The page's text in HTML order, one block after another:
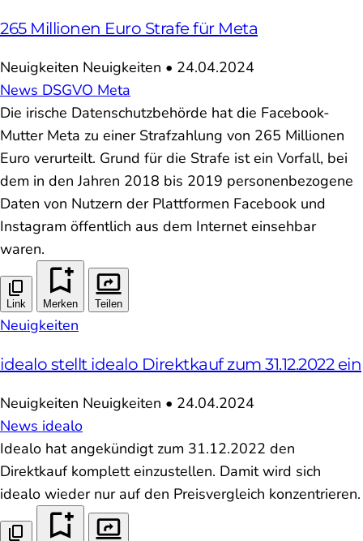
265 Millionen Euro Strafe für Meta
Neuigkeiten Neuigkeiten • 24.04.2024
News DSGVO Meta
Die irische Datenschutzbehörde hat die Facebook-
Mutter Meta zu einer Strafzahlung von 265 Millionen
Euro verurteilt. Grund für die Strafe ist ein Vorfall, bei
dem in den Jahren 2018 bis 2019 personenbezogene
Daten von Nutzern der Plattformen Facebook und
Instagram öffentlich aus dem Internet einsehbar
waren.
Link Merken Teilen
Neuigkeiten
idealo stellt idealo Direktkauf zum 31.12.2022 ein
Neuigkeiten Neuigkeiten • 24.04.2024
News idealo
Idealo hat angekündigt zum 31.12.2022 den
Direktkauf komplett einzustellen. Damit wird sich
idealo wieder nur auf den Preisvergleich konzentrieren.